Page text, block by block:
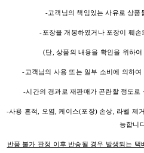
-고객님의 책임있는 사유로 상품
-포장을 개봉하였거나 포장이 훼
(단, 상품의 내용을 확인을 위하
-고객님의 사용 또는 일부 소비에 의하
-시간의 경과로 재판매가 곤란할 정도
-사용 흔적, 오염, 케이스(포장) 손상, 라벨 제
능합니
반품 불가 판정 이후 반송될 경우 발생되는